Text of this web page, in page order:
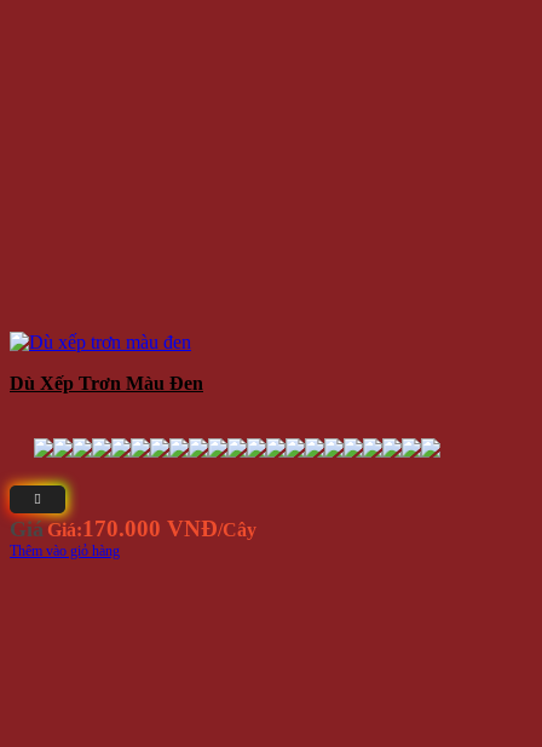
Dù Xếp Trơn Màu Đen
Giá Giá:170.000 VNĐ/Cây
Thêm vào giỏ hàng